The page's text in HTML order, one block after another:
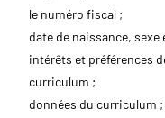
le numéro fiscal ;
date de naissance,
intérêts et préférences
curriculum ;
données du curriculum ;